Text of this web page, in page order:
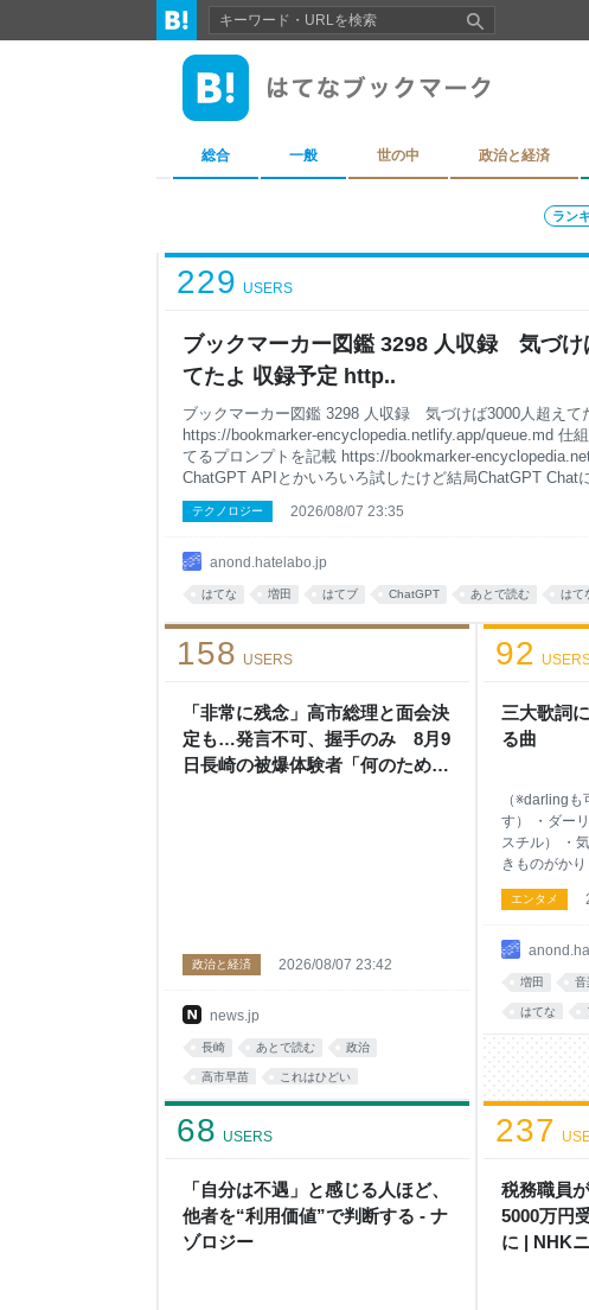
総合 一般 世の中 政治と経済
ラン
ブックマーカー図鑑 3298 人収録 気づけ
てたよ 収録予定 http..
229 USERS
anond.hatelabo.jp
ブックマーカー図鑑 3298 人収録 気づけば3000人超えて
https://bookmarker-encyclopedia.netlify.app/queue.md 仕
てるプロンプトを記載 https://bookmarker-
ChatGPT APIとかいろいろ試したけど結局ChatGPT Chat
ぎ！ Terraですら1人あたり17円、Solなら30円超えちゃう
すよ！破産しちゃう！ その点ChatGPT ChatはSolでも使い
テクノロジー 2026/08/07 23:35
はてな 増田 はてブ ChatGPT あとで読む はて
「非常に残念」高市総理と面会決
定も…発言不可、握手のみ 8月9
日長崎の被爆体験者「何のため
158 USERS
news.jp
政治と経済 2026/08/07 23:42
長崎 あとで読む 政治
高市早苗 これはひどい
三大歌詞
る曲
92
（※darling
す） ・ダー
スチル） ・
きものがか
エンタメ
増田 音
はてな
「自分は不遇」と感じる人ほど、
他者を“利用価値”で判断する - ナ
ゾロジー
68 USERS
税務職員
5000万円
に | NHK
237